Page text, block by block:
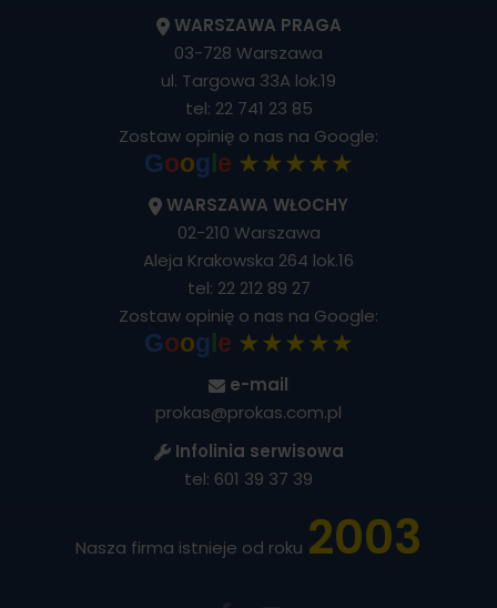
WARSZAWA PRAGA
03-728 Warszawa
ul. Targowa 33A lok.19
tel: 22 741 23 85
Zostaw opinię o nas na Google:
Goog e ★★★★★
WARSZAWA WŁOCHY
02-210 Warszawa
Aleja Krakowska 264 lok.16
tel: 22 212 89 27
Zostaw opinię o nas na Google:
Goog e ★★★★★
e-mail
prokas@prokas.com.pl
Infolinia serwisowa
tel: 601 39 37 39
Nasza firma istnieje od roku 2003